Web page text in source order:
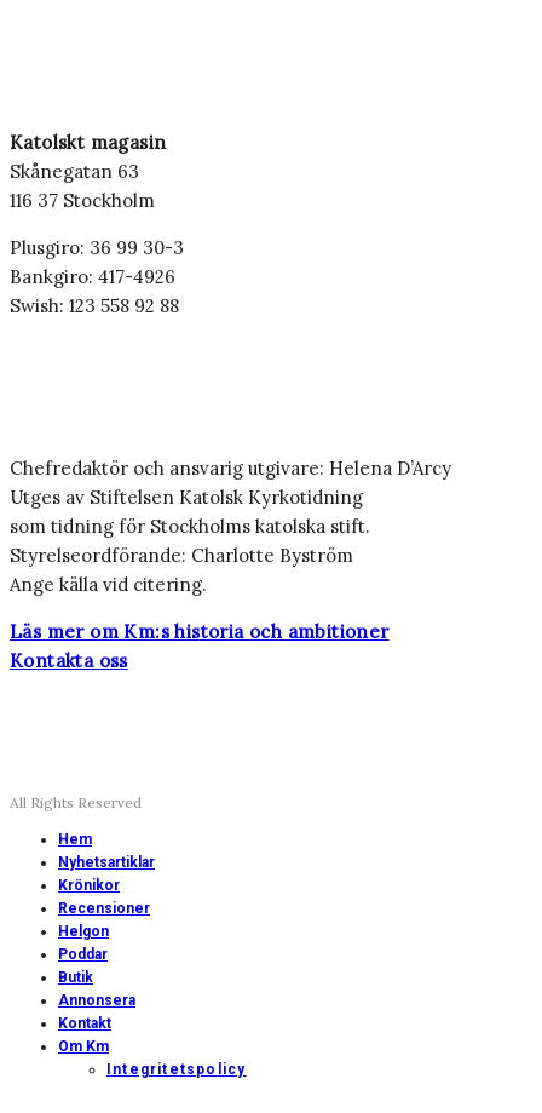
Katolskt magasin
Skånegatan 63
116 37 Stockholm
Plusgiro: 36 99 30-3
Bankgiro: 417-4926
Swish: 123 558 92 88
Chefredaktör och ansvarig utgivare: Helena D’Arcy
Utges av Stiftelsen Katolsk Kyrkotidning
som tidning för Stockholms katolska stift.
Styrelseordförande: Charlotte Byström
Ange källa vid citering.
Läs mer om Km:s historia och ambitioner
Kontakta oss
All Rights Reserved
Hem
Nyhetsartiklar
Krönikor
Recensioner
Helgon
Poddar
Butik
Annonsera
Kontakt
Om Km
Integritetspolicy